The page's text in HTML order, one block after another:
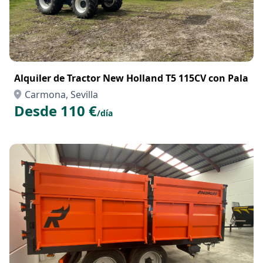
Alquiler de Tractor New Holland T5 115CV con Pala
Carmona, Sevilla
Desde 110 €/día